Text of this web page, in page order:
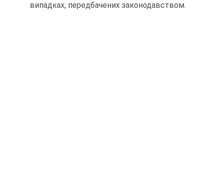
випадках, передбачених законодавством.